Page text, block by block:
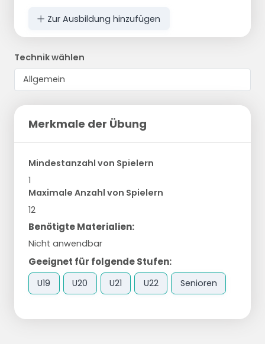
Zur Ausbildung hinzufügen
Technik wählen
Merkmale der Übung
Mindestanzahl von Spielern
1
Maximale Anzahl von Spielern
12
Benötigte Materialien:
Nicht anwendbar
Geeignet für folgende Stufen:
U19 U20 U21 U22 Senioren